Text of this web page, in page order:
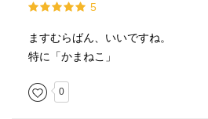
5
ますむらばん、いいですね。
特に「かまねこ」
0